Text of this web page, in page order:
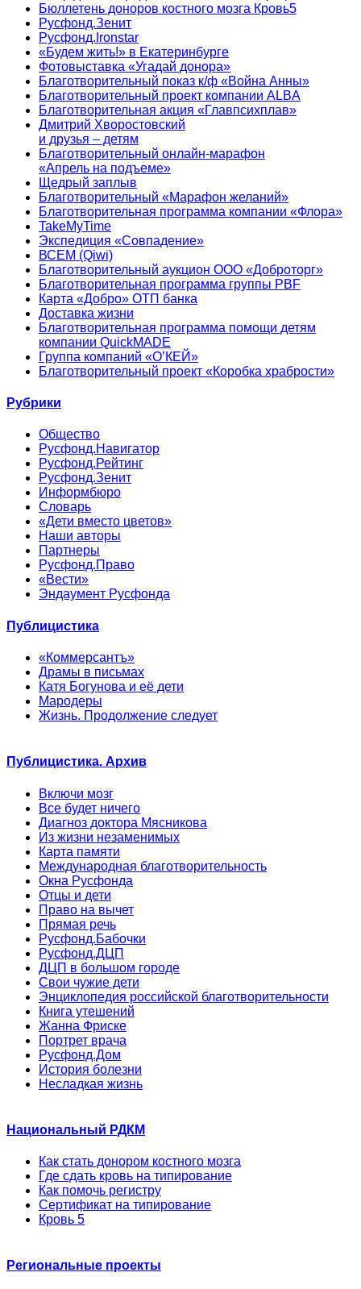
Бюллетень доноров костного мозга Кровь5
Русфонд.Зенит
Русфонд.Ironstar
«Будем жить!» в Екатеринбурге
Фотовыставка «Угадай донора»
Благотворительный показ к/ф «Война Анны»
Благотворительный проект компании ALBA
Благотворительная акция «Главпсихплав»
Дмитрий Хворостовский
и друзья – детям
Благотворительный онлайн‑марафон
«Апрель на подъеме»
Щедрый заплыв
Благотворительный «Марафон желаний»
Благотворительная программа компании «Флора»
TakeMyTime
Экспедиция «Совпадение»
ВСЕМ (Qiwi)
Благотворительный аукцион ООО «Доброторг»
Благотворительная программа группы PBF
Карта «Добро» ОТП банка
Доставка жизни
Благотворительная программа помощи детям
компании QuickMADE
Группа компаний «О’КЕЙ»
Благотворительный проект «Коробка храбрости»
Рубрики
Общество
Русфонд.Навигатор
Русфонд.Рейтинг
Русфонд.Зенит
Информбюро
Словарь
«Дети вместо цветов»
Наши авторы
Партнеры
Русфонд.Право
«Вести»
Эндаумент Русфонда
Публицистика
«Коммерсантъ»
Драмы в письмах
Катя Богунова и её дети
Мародеры
Жизнь. Продолжение следует
Публицистика. Архив
Включи мозг
Все будет ничего
Диагноз доктора Мясникова
Из жизни незаменимых
Карта памяти
Международная благотворительность
Окна Русфонда
Отцы и дети
Право на вычет
Прямая речь
Русфонд.Бабочки
Русфонд.ДЦП
ДЦП в большом городе
Свои чужие дети
Энциклопедия российской благотворительности
Книга утешений
Жанна Фриске
Портрет врача
Русфонд.Дом
История болезни
Несладкая жизнь
Национальный РДКМ
Как стать донором костного мозга
Где сдать кровь на типирование
Как помочь регистру
Сертификат на типирование
Кровь 5
Региональные проекты